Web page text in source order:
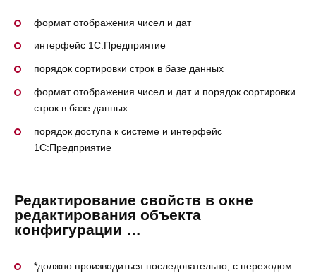
формат отображения чисел и дат
интерфейс 1С:Предприятие
порядок сортировки строк в базе данных
формат отображения чисел и дат и порядок сортировки
строк в базе данных
порядок доступа к системе и интерфейс
1С:Предприятие
Редактирование свойств в окне
редактирования объекта
конфигурации …
*должно производиться последовательно, с переходом